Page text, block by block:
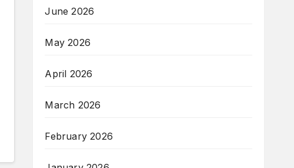
June 2026
May 2026
April 2026
March 2026
February 2026